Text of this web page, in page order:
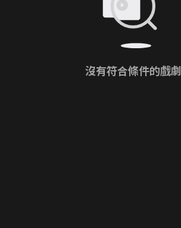
沒有符合條件的戲劇